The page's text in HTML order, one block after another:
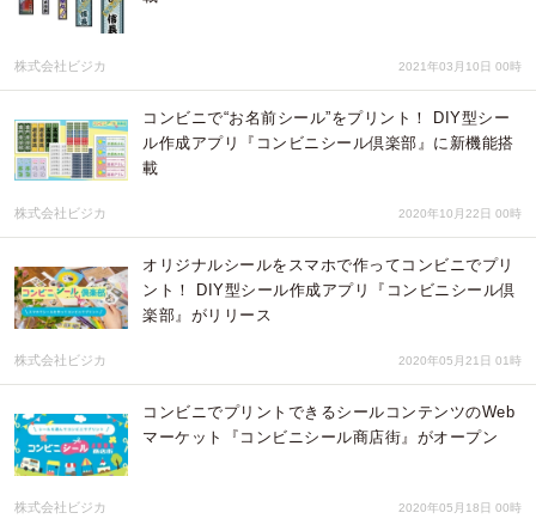
株式会社ビジカ 2021年03月10日 00時
コンビニで“お名前シール”をプリント！ DIY型シー
ル作成アプリ『コンビニシール倶楽部』に新機能搭
載
株式会社ビジカ 2020年10月22日 00時
オリジナルシールをスマホで作ってコンビニでプリ
ント！ DIY型シール作成アプリ『コンビニシール倶
楽部』がリリース
株式会社ビジカ 2020年05月21日 01時
コンビニでプリントできるシールコンテンツのWeb
マーケット『コンビニシール商店街』がオープン
株式会社ビジカ 2020年05月18日 00時